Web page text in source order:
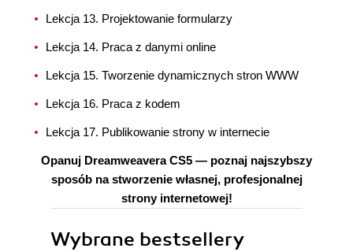
Lekcja 13. Projektowanie formularzy
Lekcja 14. Praca z danymi online
Lekcja 15. Tworzenie dynamicznych stron WWW
Lekcja 16. Praca z kodem
Lekcja 17. Publikowanie strony w internecie
Opanuj Dreamweavera CS5 — poznaj najszybszy
sposób na stworzenie własnej, profesjonalnej
strony internetowej!
Wybrane bestsellery